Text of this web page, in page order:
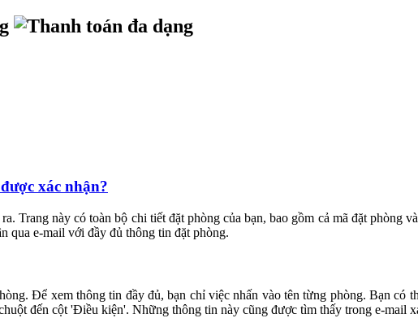
xác nhận?
Trang này có toàn bộ chi tiết đặt phòng của bạn, bao gồm cả mã đặt
qua e-mail với đầy đủ thông tin đặt phòng.
Để xem thông tin đầy đủ, bạn chỉ việc nhấn vào tên từng phòng. Bạn có
đến cột 'Điều kiện'. Những thông tin này cũng được tìm thấy trong e-mail